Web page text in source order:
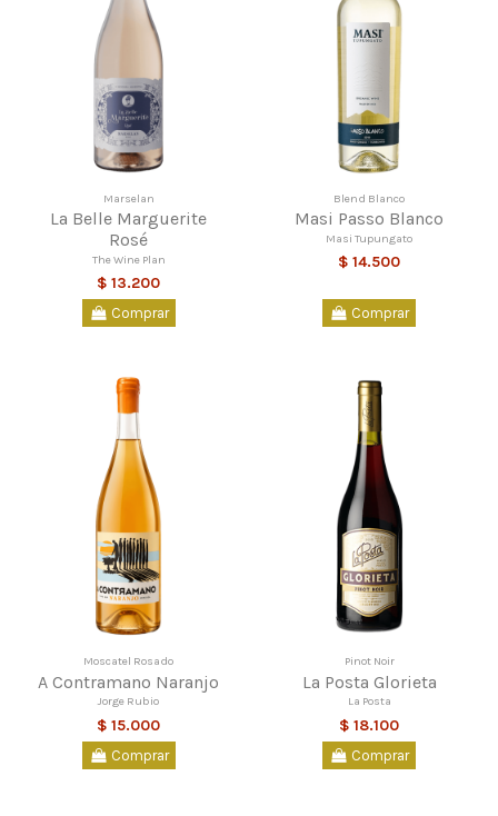
Marselan
La Belle Marguerite
Rosé
The Wine Plan
$ 13.200
Comprar
Blend Blanco
Masi Passo Blanco
Masi Tupungato
$ 14.500
Comprar
Moscatel Rosado
A Contramano Naranjo
Jorge Rubio
$ 15.000
Comprar
Pinot Noir
La Posta Glorieta
La Posta
$ 18.100
Comprar